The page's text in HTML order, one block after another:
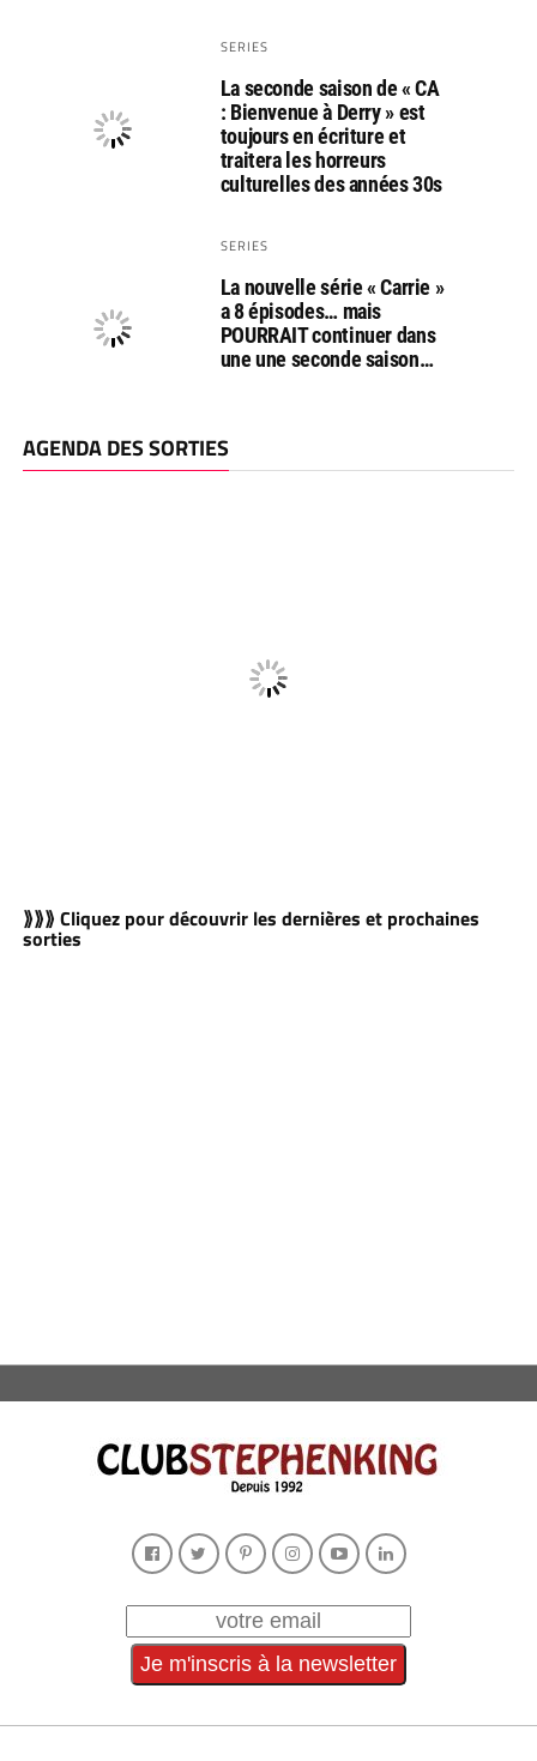
SERIES
La seconde saison de « CA
: Bienvenue à Derry » est
toujours en écriture et
traitera les horreurs
culturelles des années 30s
SERIES
La nouvelle série « Carrie »
a 8 épisodes… mais
POURRAIT continuer dans
une une seconde saison…
AGENDA DES SORTIES
⟫⟫⟫ Cliquez pour découvrir les dernières et prochaines
sorties